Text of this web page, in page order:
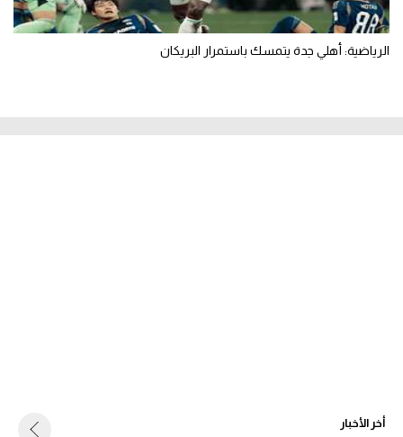
الرياضية: أهلي جدة يتمسك باستمرار البريكان
أخر الأخبار